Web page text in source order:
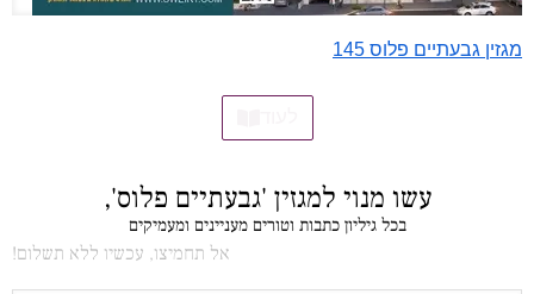
מגזין גבעתיים פלוס 145
עשו מנוי למגזין 'גבעתיים פלוס',
בכל גיליון כתבות וטורים מעניינים ומעמיקים
אל תחמיצו, עכשיו ללא תשלום!